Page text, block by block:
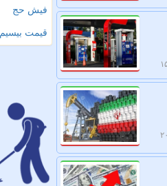
فیش حج
قیمت بیسیم